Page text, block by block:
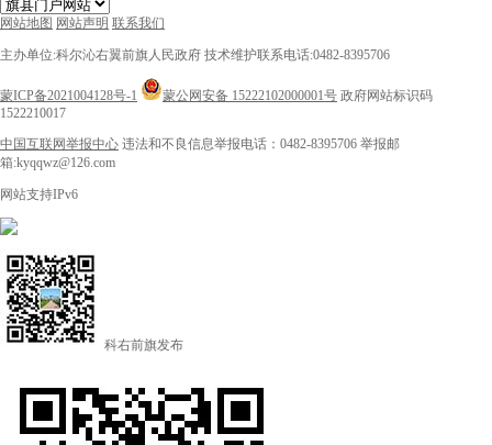
网站地图 网站声明 联系我们
主办单位:科尔沁右翼前旗人民政府 技术维护联系电话:0482-8395706
蒙ICP备2021004128号-1 蒙公网安备 15222102000001号 政府网站标识码
1522210017
中国互联网举报中心 违法和不良信息举报电话：0482-8395706 举报邮
箱:kyqqwz@126.com
网站支持IPv6
科右前旗发布